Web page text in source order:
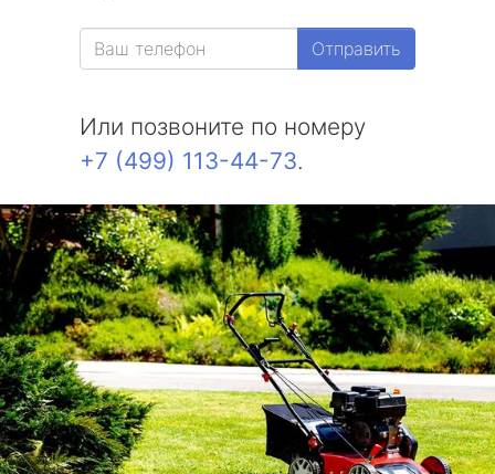
Отправить
Или позвоните по номеру
+7 (499) 113-44-73.